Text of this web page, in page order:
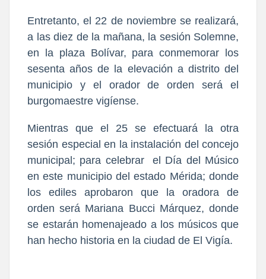
Entretanto, el 22 de noviembre se realizará,
a las diez de la mañana, la sesión Solemne,
en la plaza Bolívar, para conmemorar los
sesenta años de la elevación a distrito del
municipio y el orador de orden será el
burgomaestre vigíense.
Mientras que el 25 se efectuará la otra
sesión especial en la instalación del concejo
municipal; para celebrar el Día del Músico
en este municipio del estado Mérida; donde
los ediles aprobaron que la oradora de
orden será Mariana Bucci Márquez, donde
se estarán homenajeado a los músicos que
han hecho historia en la ciudad de El Vigía.